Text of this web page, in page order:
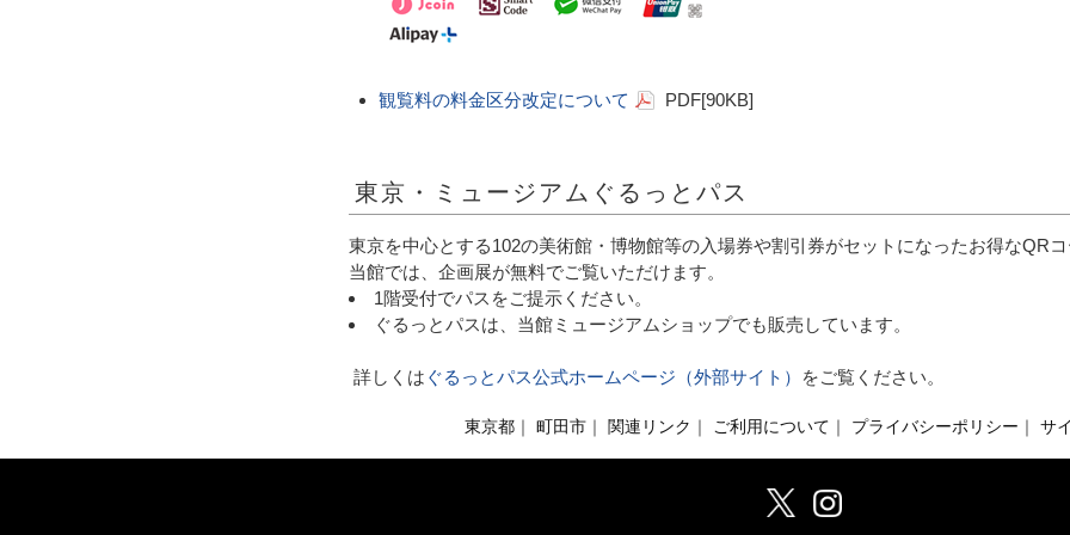
観覧料の料金区分改定について PDF[90KB]
東京・ミュージアムぐるっとパス
東京を中心とする102の美術館・博物館等の入場券や割引券がセットになったお得なQRコ
当館では、企画展が無料でご覧いただけます。
1階受付でパスをご提示ください。
ぐるっとパスは、当館ミュージアムショップでも販売しています。
詳しくは ぐるっとパス公式ホームページ（外部サイト） をご覧ください。
東京都 町田市 関連リンク ご利用について プライバシーポリシー サ